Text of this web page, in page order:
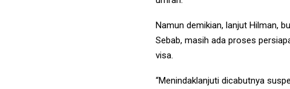
Namun demikian, lanjut Hilman,
Sebab, masih ada proses
visa.
“Menindaklanjuti dicabutnya